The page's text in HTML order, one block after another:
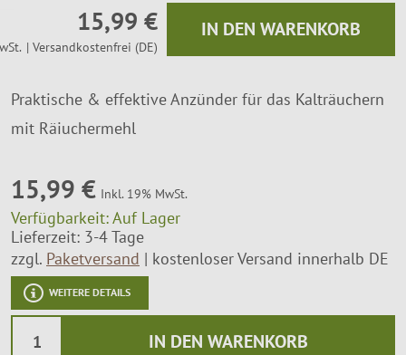
Versand & Lieferung
FINNWERK Qualität
Montageservice
Feuerlachs Galerie
Muurikka Pfannen
IN DEN WARENKORB
15,99 €
| Versandkostenfrei (DE)
Praktische & effektive Anzünder für das Kalträuchern
mit Räiuchermehl
15,99 € Inkl. 19% MwSt.
Verfügbarkeit:Auf Lager
Lieferzeit: 3-4 Tage
zzgl. Paketversand kostenloser Versand innerhalb DE
WEITERE DETAILS
IN DEN WARENKORB